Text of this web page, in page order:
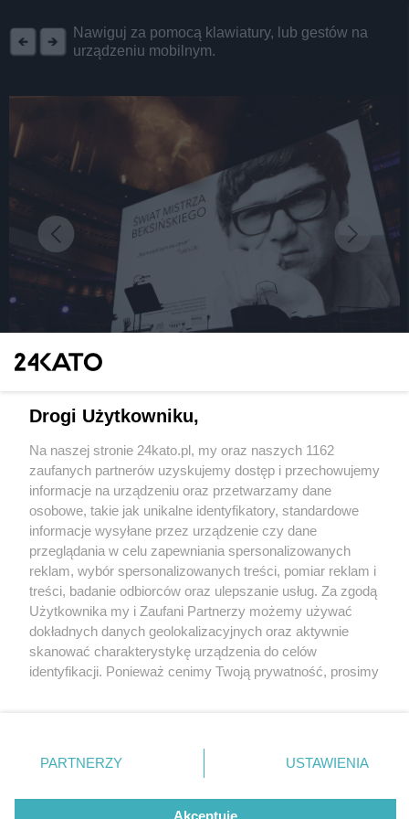
Nawiguj za pomocą klawiatury, lub gestów na
urządzeniu mobilnym.
Beksińskiego" już 24 września w katowickim
1 / 2
Koncert "Świat mistrza
Beksińskiego"
Koncert "Świat mistrza Beksińskiego" odbędzie się 24
września w Spodku
Wydawca mediów lokalnych
Nie zapomnij
zapoznać się z:
polityką prywatności regulamin korzystania z portali
Twojemiasto
Piekary Śląskie
Chorzów
Tarnowskie Góry
Gliwice
Skontakuj sięz nami
Kontakt
Wydawca
Redakcja
Drogi Użytkowniku,
Na naszej stronie 24kato.pl, my oraz naszych 1162
zaufanych partnerów uzyskujemy dostęp i przechowujemy
informacje na urządzeniu oraz przetwarzamy dane
osobowe, takie jak unikalne identyfikatory, standardowe
informacje wysyłane przez urządzenie czy dane
przeglądania w celu zapewniania spersonalizowanych
reklam, wybór spersonalizowanych treści, pomiar reklam i
treści, badanie odbiorców oraz ulepszanie usług. Za zgodą
Użytkownika my i Zaufani Partnerzy możemy używać
dokładnych danych geolokalizacyjnych oraz aktywnie
skanować charakterystykę urządzenia do celów
identyfikacji. Ponieważ cenimy Twoją prywatność, prosimy
prywatności znajdujący się w lewym dolnym rogu strony
. Niektóre rodzaje przetwarzania danych nie wymagają
zgody użytkownika, ale masz prawo sprzeciwić się
takiemu przetwarzaniu. Preferencje będą miały
PARTNERZY USTAWIENIA
Akceptuję